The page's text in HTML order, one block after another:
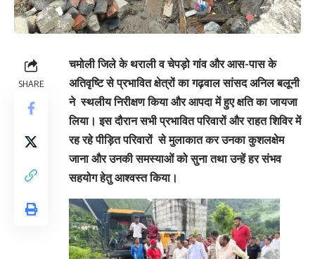
SHARE
चमोली जिले के थराली व चेपड़ो गांव और आस-पास के
अतिवृष्टि से प्रभावित क्षेत्रों का गढ़वाल सांसद अनिल बलूनी
ने स्थलीय निरीक्षण किया और आपदा में हुए क्षति का जायजा
लिया। इस दौरान सभी प्रभावित परिवारों और राहत शिविर में
रह रहे पीड़ित परिवारों से मुलाकात कर उनका कुशलक्षेम
जाना और उनकी समस्याओं को सुना तथा उन्हें हर संभव
सहयोग हेतु आश्वस्त किया।